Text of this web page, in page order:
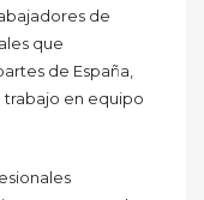
de
que
de España,
trabajo en equipo